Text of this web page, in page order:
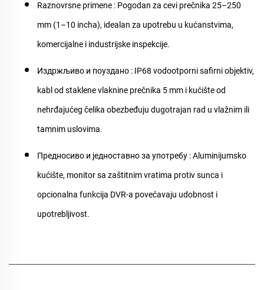
Raznovrsne primene : Pogodan za cevi prečnika 25–250
mm (1–10 incha), idealan za upotrebu u kućanstvima,
komercijalne i industrijske inspekcije.
Издржљиво и поуздано : IP68 vodootporni safirni objektiv,
kabl od staklene vlaknine prečnika 5 mm i kućište od
nehrđajućeg čelika obezbeđuju dugotrajan rad u vlažnim ili
tamnim uslovima.
Предносиво и једноставно за употребу : Aluminijumsko
kućište, monitor sa zaštitnim vratima protiv sunca i
opcionalna funkcija DVR-a povećavaju udobnost i
upotrebljivost.